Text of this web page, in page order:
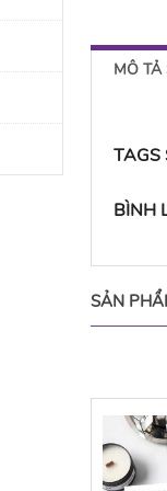
MÔ
TAGS
BÌNH
SẢN